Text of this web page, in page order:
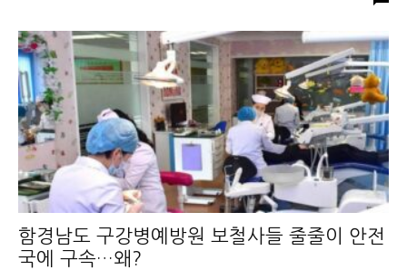
함경남도 구강병예방원 보철사들 줄줄이 안전
국에 구속…왜?